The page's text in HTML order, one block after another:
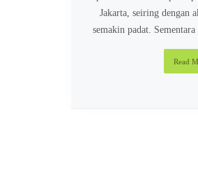
Jakarta, seiring dengan
semakin padat.
Read